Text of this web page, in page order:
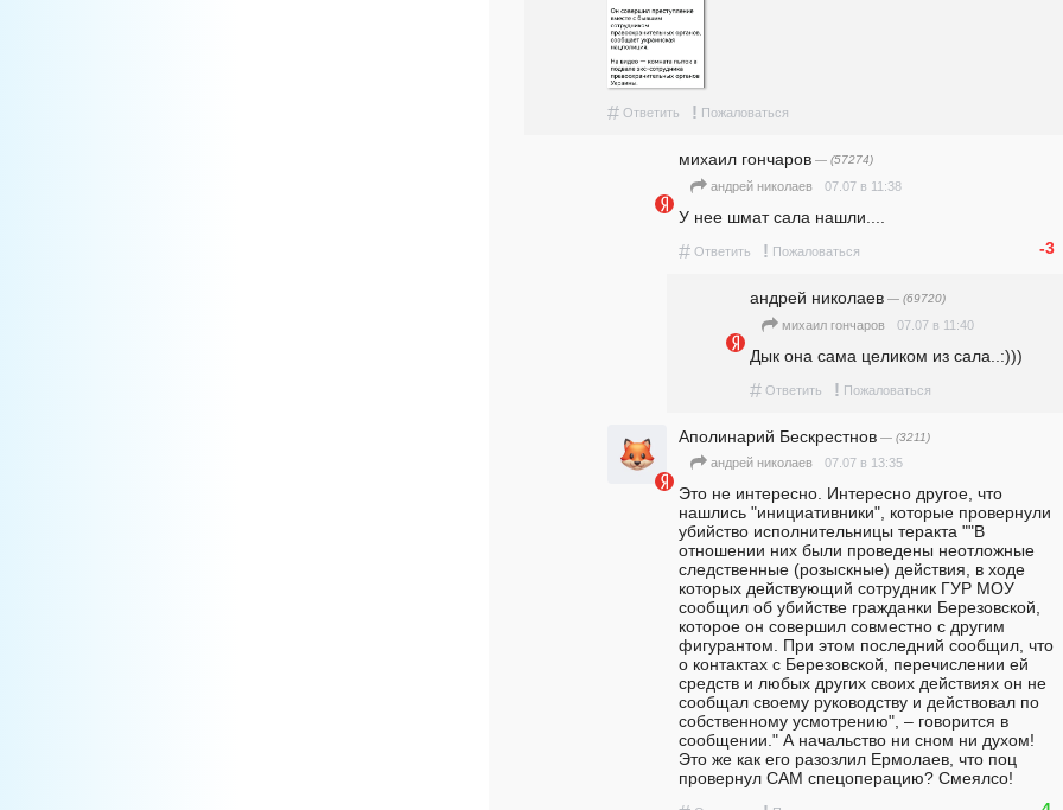
# Ответить ! Пожаловаться
михаил гончаров — (57274)
андpeй николаев 07.07 в 11:38
У нее шмат сала нашли....
# Ответить ! Пожаловаться -3
андpeй николаев — (69720)
михаил гончаров 07.07 в 11:40
Дык она сама целиком из сала..:)))
# Ответить ! Пожаловаться
Аполинарий Бескрестнов — (3211)
андpeй николаев 07.07 в 13:35
Это не интересно. Интересно другое, что
нашлись "инициативники", которые провернули
убийство исполнительницы теракта ""В
отношении них были проведены неотложные
следственные (розыскные) действия, в ходе
которых действующий сотрудник ГУР МОУ
сообщил об убийстве гражданки Березовской,
которое он совершил совместно с другим
фигурантом. При этом последний сообщил, что
о контактах с Березовской, перечислении ей
средств и любых других своих действиях он не
сообщал своему руководству и действовал по
собственному усмотрению", – говорится в
сообщении." А начальство ни сном ни духом!
Это же как его разозлил Ермолаев, что поц
провернул САМ спецоперацию? Смеялсо!